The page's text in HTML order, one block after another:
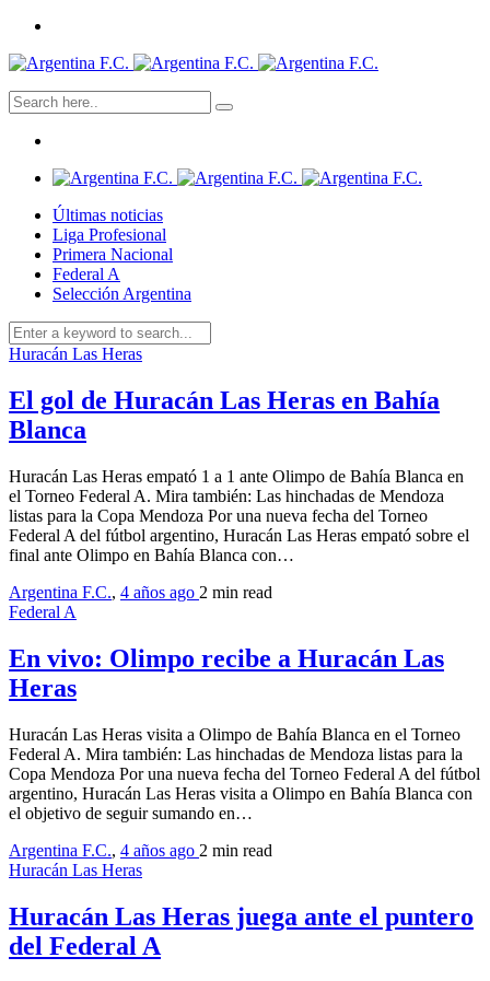
Últimas noticias
Liga Profesional
Primera Nacional
Federal A
Selección Argentina
Huracán Las Heras
El gol de Huracán Las Heras en Bahía
Blanca
Huracán Las Heras empató 1 a 1 ante Olimpo de Bahía Blanca en
el Torneo Federal A. Mira también: Las hinchadas de Mendoza
listas para la Copa Mendoza Por una nueva fecha del Torneo
Federal A del fútbol argentino, Huracán Las Heras empató sobre el
final ante Olimpo en Bahía Blanca con…
Argentina F.C., 4 años ago 2 min read
Federal A
En vivo: Olimpo recibe a Huracán Las
Heras
Huracán Las Heras visita a Olimpo de Bahía Blanca en el Torneo
Federal A. Mira también: Las hinchadas de Mendoza listas para la
Copa Mendoza Por una nueva fecha del Torneo Federal A del fútbol
argentino, Huracán Las Heras visita a Olimpo en Bahía Blanca con
el objetivo de seguir sumando en…
Argentina F.C., 4 años ago 2 min read
Huracán Las Heras
Huracán Las Heras juega ante el puntero
del Federal A